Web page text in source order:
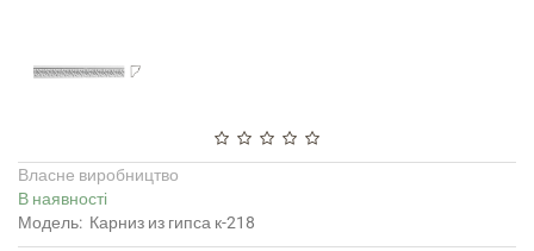
Власне виробництво
В наявності
Модель: Карниз из гипса к-218